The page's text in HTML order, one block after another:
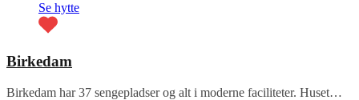
Se hytte
Birkedam
Birkedam har 37 sengepladser og alt i moderne faciliteter. Huset…